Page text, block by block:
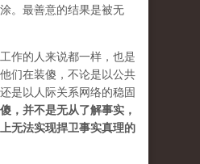
。最善意的结果是被无
作的人来说都一样，也是
们在装傻，不论是以公共
是以人际关系网络的稳固
，并不是无从了解事实，
无法实现捍卫事实真理的